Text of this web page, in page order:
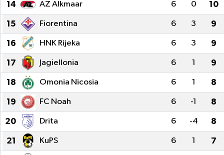
14 AZ Alkmaar 6 0 10
15 Fiorentina 6 3 9
16 HNK Rijeka 6 3 9
17 Jagiellonia 6 1 9
18 Omonia Nicosia 6 1 8
19 FC Noah 6 -1 8
20 Drita 6 -4 8
21 KuPS 6 1 7